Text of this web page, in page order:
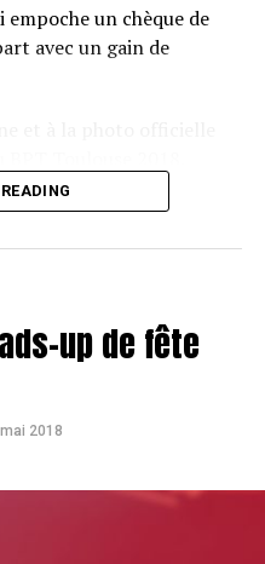
un chèque de
avec un gain de
up de fête
2018